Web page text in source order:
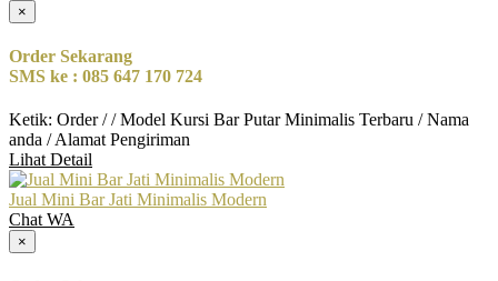
×
Order Sekarang
SMS ke : 085 647 170 724
Ketik: Order / / Model Kursi Bar Putar Minimalis Terbaru / Nama
anda / Alamat Pengiriman
Lihat Detail
Jual Mini Bar Jati Minimalis Modern
Chat WA
×